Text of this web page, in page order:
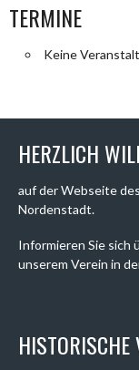
TERMINE
Keine
HERZLICH
auf der Webseite
Nordenstadt.
Informieren Sie sich
unserem Verein in
HISTORISCHE